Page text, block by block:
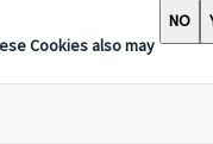
加時 148.00 EUR